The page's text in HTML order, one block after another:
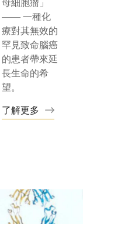
—— 一種化
療對其無效的
罕見致命腦癌
的患者帶來延
長生命的希
望。
了解更多